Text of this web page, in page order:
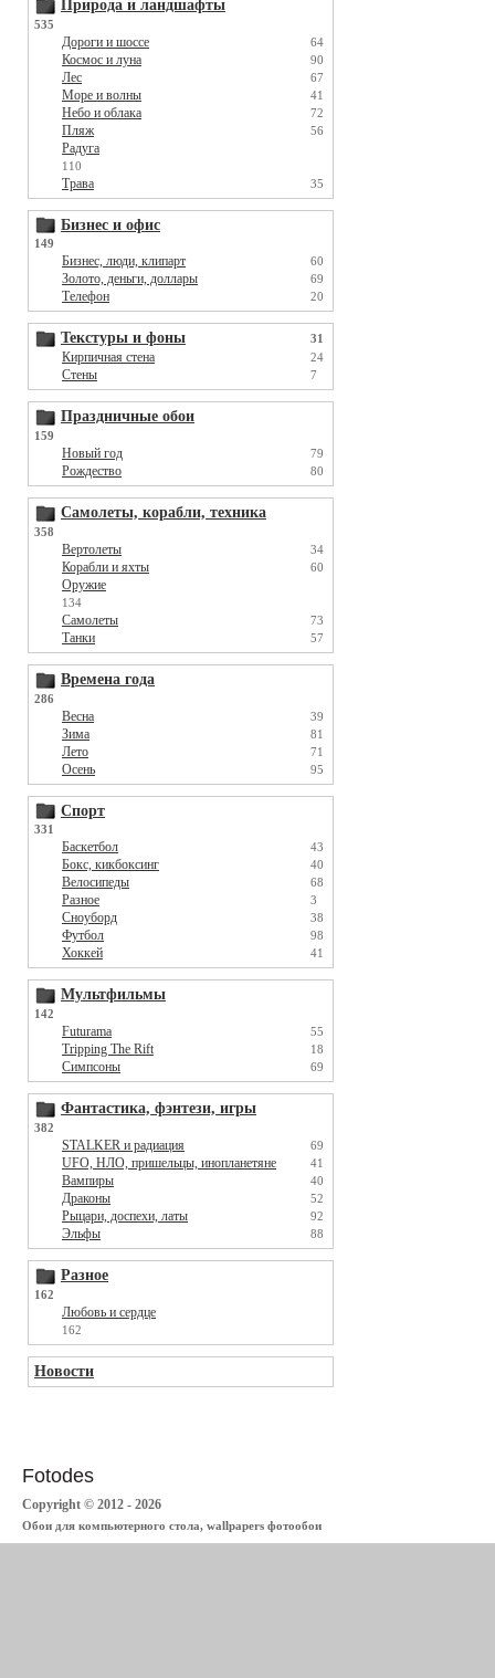
Природа и ландшафты
535
Дороги и шоссе 64
Космос и луна 90
Лес 67
Море и волны 41
Небо и облака 72
Пляж 56
Радуга
110
Трава 35
Бизнес и офис
149
Бизнес, люди, клипарт 60
Золото, деньги, доллары 69
Телефон 20
Текстуры и фоны 31
Кирпичная стена 24
Стены 7
Праздничные обои
159
Новый год 79
Рождество 80
Самолеты, корабли, техника
358
Вертолеты 34
Корабли и яхты 60
Оружие
134
Самолеты 73
Танки 57
Времена года
286
Весна 39
Зима 81
Лето 71
Осень 95
Спорт
331
Баскетбол 43
Бокс, кикбоксинг 40
Велосипеды 68
Разное 3
Сноуборд 38
Футбол 98
Хоккей 41
Мультфильмы
142
Futurama 55
Tripping The Rift 18
Симпсоны 69
Фантастика, фэнтези, игры
382
STALKER и радиация 69
UFO, НЛО, пришельцы, инопланетяне 41
Вампиры 40
Драконы 52
Рыцари, доспехи, латы 92
Эльфы 88
Разное
162
Любовь и сердце
162
Новости
Fotodes
Copyright © 2012 - 2026
Обои для компьютерного стола, wallpapers фотообои